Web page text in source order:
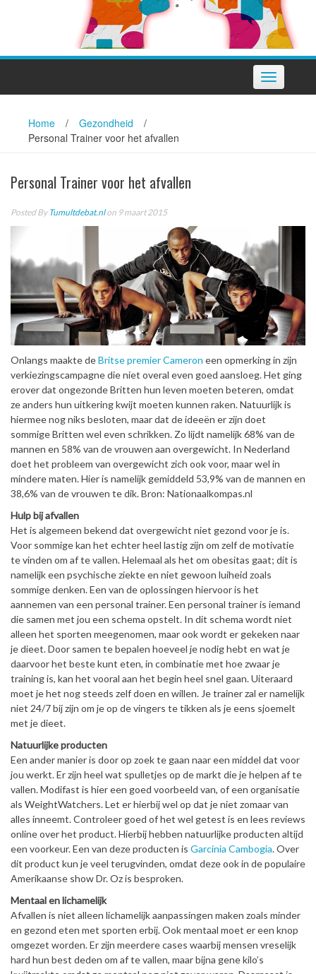
Toggle
navigation
Home / Gezondheid
/
Personal Trainer voor het afvallen
Personal Trainer voor het afvallen
Posted By Tumultdebat.nlon 9 maart 2015
Onlangs maakte deBritse premier Cameron een opmerking in zijn
verkiezingscampagne die niet overal even goed aansloeg. Het ging
erover dat ongezonde Britten hun leven moeten beteren, omdat
ze anders hun uitkering kwijt moeten kunnen raken. Natuurlijk is
hiermee nog niks besloten, maar dat de ideeën er zijn doet
sommige Britten wel even schrikken. Zo lijdt namelijk 68% van de
mannen en 58% van de vrouwen aan overgewicht. In Nederland
doet het probleem van overgewicht zich ook voor, maar wel in
mindere maten. Hier is namelijk gemiddeld 53,9% van de mannen en
38,6% van de vrouwen te dik. Bron: Nationaalkompas.nl
Hulp bij afvallen
Het is algemeen bekend dat overgewicht niet gezond voor je is.
Voor sommige kan het echter heel lastig zijn om zelf de motivatie
te vinden om af te vallen. Helemaal als het om obesitas gaat; dit is
namelijk een psychische ziekte en niet gewoon luiheid zoals
sommige denken. Een van de oplossingen hiervoor is het
aannemen van een personal trainer. Een personal trainer is iemand
die samen met jou een schema opstelt. In dit schema wordt niet
alleen het sporten meegenomen, maar ook wordt er gekeken naar
je dieet. Door samen te bepalen hoeveel je nodig hebt en wat je
daarvoor het beste kunt eten, in combinatie met hoe zwaar je
training is, kan het vooral aan het begin heel snel gaan. Uiteraard
moet je het nog steeds zelf doen en willen. Je trainer zal er namelijk
niet 24/7 bij zijn om je op de vingers te tikken als je eens sjoemelt
met je dieet.
Natuurlijke producten
Een ander manier is door op zoek te gaan naar een middel dat voor
jou werkt. Er zijn heel wat spulletjes op de markt die je helpen af te
vallen. Modifast is hier een goed voorbeeld van, of een organisatie
als WeightWatchers. Let er hierbij wel op dat je niet zomaar van
alles inneemt. Controleer goed of het wel getest is en lees reviews
online over het product. Hierbij hebben natuurlijke producten altijd
een voorkeur. Een van deze producten is Garcinia Cambogia. Over
dit product kun je veel terugvinden, omdat deze ook in de populaire
Amerikaanse show Dr. Oz is besproken.
Mentaal en lichamelijk
Afvallen is niet alleen lichamelijk aanpassingen maken zoals minder
en gezond eten met sporten erbij. Ook mentaal moet er een knop
omgezet worden. Er zijn meerdere cases waarbij mensen vreselijk
hard hun best deden om af te vallen, maar bijna gene kilo’s